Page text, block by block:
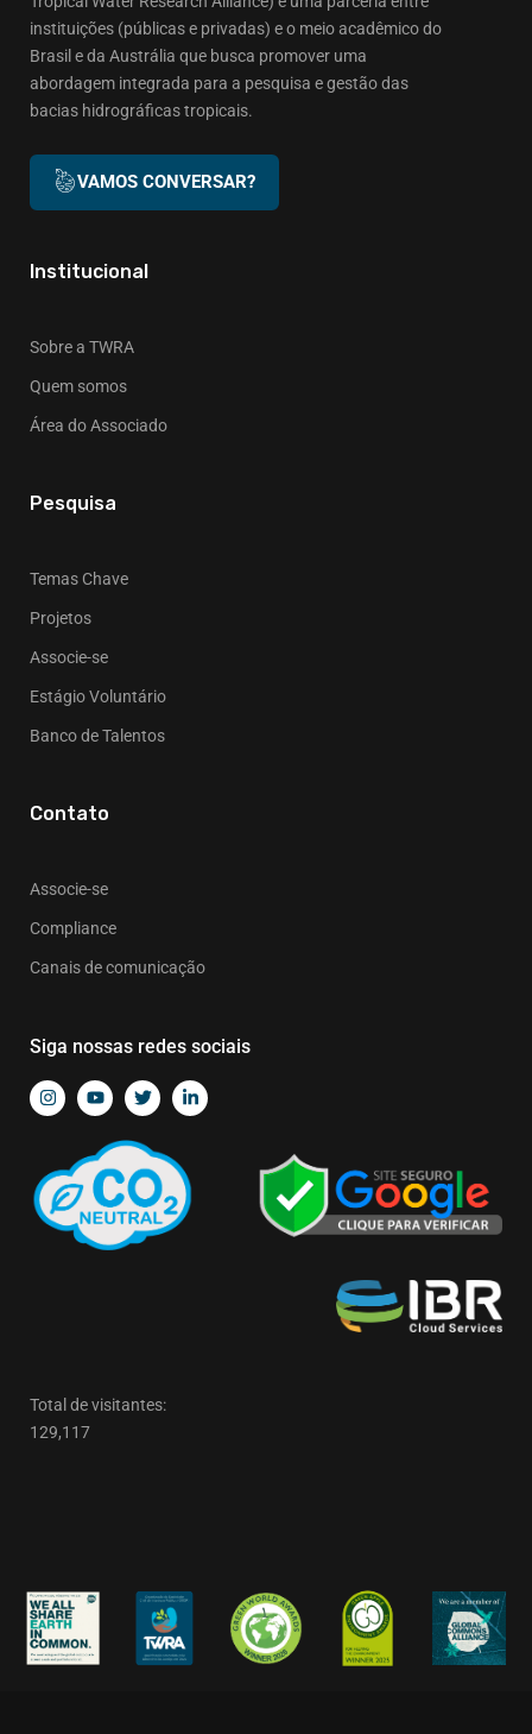
instituições (públicas e privadas) e o meio acadêmico do
Brasil e da Austrália que busca promover uma
abordagem integrada para a pesquisa e gestão das
bacias hidrográficas tropicais.
VAMOS CONVERSAR?
Institucional
Sobre a TWRA
Quem somos
Área do Associado
Pesquisa
Temas Chave
Projetos
Associe-se
Estágio Voluntário
Banco de Talentos
Contato
Associe-se
Compliance
Canais de comunicação
Siga nossas redes sociais
Total de visitantes:
129,117